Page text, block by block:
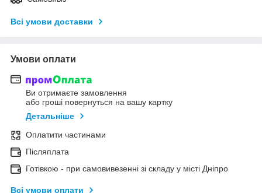
Всі умови доставки
Умови оплати
Ви отримаєте замовлення
або гроші повернуться на вашу картку
Детальніше
Оплатити частинами
Післяплата
Готівкою - при самовивезенні зі складу у місті Дніпро
Всі умови оплати